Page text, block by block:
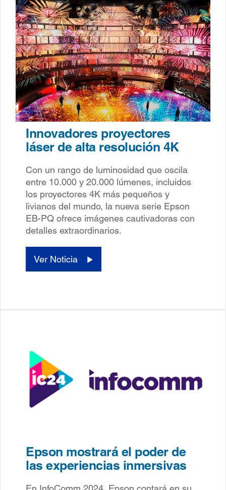
Innovadores proyectores
láser de alta resolución 4K
Con un rango de luminosidad que oscila
entre 10.000 y 20.000 lúmenes, incluidos
los proyectores 4K más pequeños y
livianos del mundo, la nueva serie Epson
EB-PQ ofrece imágenes cautivadoras con
detalles extraordinarios.
Ver Noticia
Epson mostrará el poder de
las experiencias inmersivas